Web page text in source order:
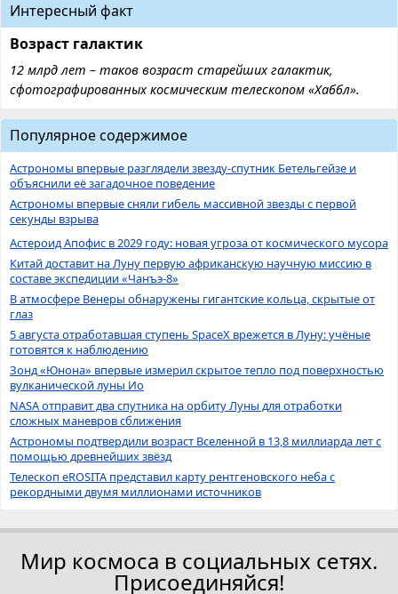
Интересный факт
Возраст галактик
12 млрд лет – таков возраст старейших галактик,
сфотографированных космическим телескопом «Хаббл».
Популярное содержимое
Астрономы впервые разглядели звезду-спутник Бетельгейзе и
объяснили её загадочное поведение
Астрономы впервые сняли гибель массивной звезды с первой
секунды взрыва
Астероид Апофис в 2029 году: новая угроза от космического мусора
Китай доставит на Луну первую африканскую научную миссию в
составе экспедиции «Чанъэ-8»
В атмосфере Венеры обнаружены гигантские кольца, скрытые от
глаз
5 августа отработавшая ступень SpaceX врежется в Луну: учёные
готовятся к наблюдению
Зонд «Юнона» впервые измерил скрытое тепло под поверхностью
вулканической луны Ио
NASA отправит два спутника на орбиту Луны для отработки
сложных маневров сближения
Астрономы подтвердили возраст Вселенной в 13,8 миллиарда лет с
помощью древнейших звёзд
Телескоп eROSITA представил карту рентгеновского неба с
рекордными двумя миллионами источников
Мир космоса в социальных сетях.
Присоединяйся!